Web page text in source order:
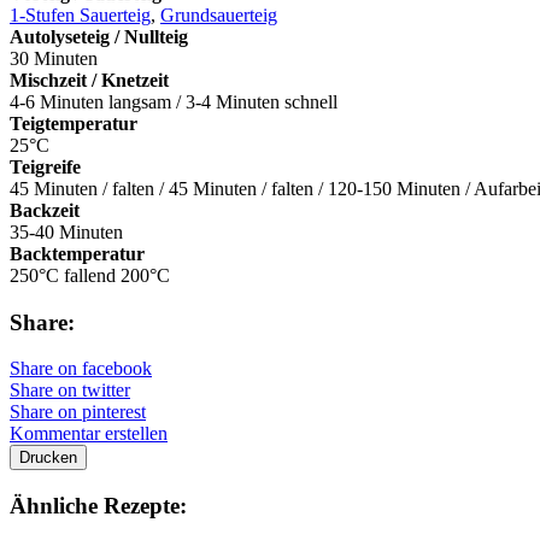
1-Stufen Sauerteig, Grundsauerteig
Autolyseteig / Nullteig
30 Minuten
Mischzeit / Knetzeit
4-6 Minuten langsam / 3-4 Minuten schnell
Teigtemperatur
25°C
Teigreife
45 Minuten / falten / 45 Minuten / falten / 120-150 Minuten /
Backzeit
35-40 Minuten
Backtemperatur
250°C fallend 200°C
Share:
Share on facebook
Share on twitter
Share on pinterest
Kommentar erstellen
Drucken
Ähnliche Rezepte: